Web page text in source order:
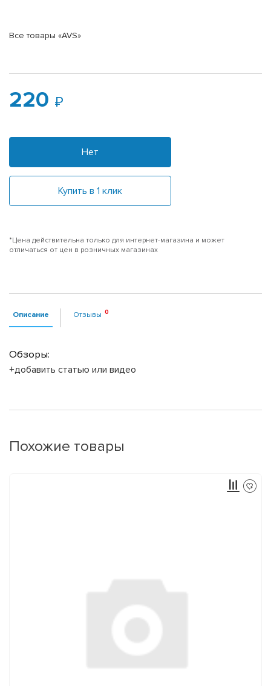
Все товары «AVS»
220
Нет
Купить в 1 клик
*Цена действительна только для интернет-магазина и может
отличаться от цен в розничных магазинах
Описание Отзывы
Обзоры:
+добавить статью или видео
Похожие товары